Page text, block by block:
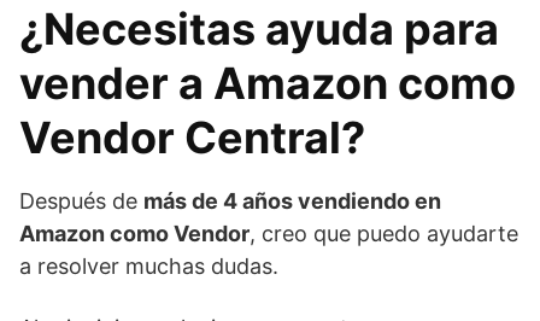
¿Necesitas ayuda para
vender a Amazon como
Vendor Central?
Después de más de 4 años vendiendo en
Amazon como Vendor, creo que puedo ayudarte
a resolver muchas dudas.